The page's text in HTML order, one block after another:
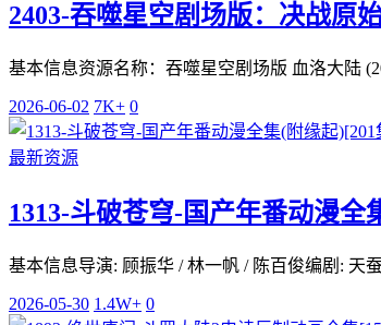
2403-吞噬星空剧场版：决战原
基本信息资源名称：吞噬星空剧场版 血洛大陆
2026-06-02 7K+ 0
最新资源
1313-斗破苍穹-国产年番动漫全
基本信息导演: 顾振华 / 林一帆 / 陈百俊编剧: 天
2026-05-30 1.4W+ 0